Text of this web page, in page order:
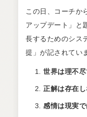
この日、コーチか
アップデート」と
長するためのシス
提」が記されてい
世界は理不尽
正解は存在し
感情は現実で